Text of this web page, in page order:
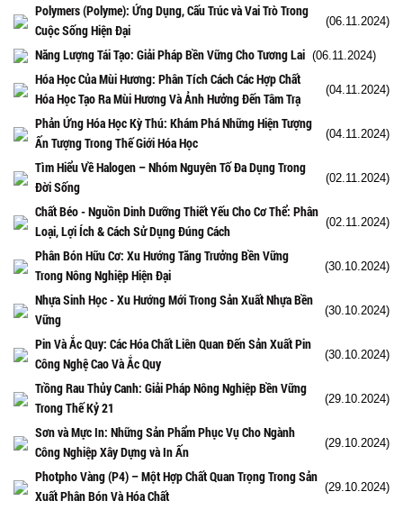
Polymers (Polyme): Ứng Dụng, Cấu Trúc và Vai Trò Trong
Cuộc Sống Hiện Đại
(06.11.2024)
Năng Lượng Tái Tạo: Giải Pháp Bền Vững Cho Tương Lai (06.11.2024)
Hóa Học Của Mùi Hương: Phân Tích Cách Các Hợp Chất
Hóa Học Tạo Ra Mùi Hương Và Ảnh Hưởng Đến Tâm Trạ
(04.11.2024)
Phản Ứng Hóa Học Kỳ Thú: Khám Phá Những Hiện Tượng
Ấn Tượng Trong Thế Giới Hóa Học
(04.11.2024)
Tìm Hiểu Về Halogen – Nhóm Nguyên Tố Đa Dụng Trong
Đời Sống
(02.11.2024)
Chất Béo - Nguồn Dinh Dưỡng Thiết Yếu Cho Cơ Thể: Phân
Loại, Lợi Ích & Cách Sử Dụng Đúng Cách
(02.11.2024)
Phân Bón Hữu Cơ: Xu Hướng Tăng Trưởng Bền Vững
Trong Nông Nghiệp Hiện Đại
(30.10.2024)
Nhựa Sinh Học - Xu Hướng Mới Trong Sản Xuất Nhựa Bền
Vững
(30.10.2024)
Pin Và Ắc Quy: Các Hóa Chất Liên Quan Đến Sản Xuất Pin
Công Nghệ Cao Và Ắc Quy
(30.10.2024)
Trồng Rau Thủy Canh: Giải Pháp Nông Nghiệp Bền Vững
Trong Thế Kỷ 21
(29.10.2024)
Sơn và Mực In: Những Sản Phẩm Phục Vụ Cho Ngành
Công Nghiệp Xây Dựng và In Ấn
(29.10.2024)
Photpho Vàng (P4) – Một Hợp Chất Quan Trọng Trong Sản
Xuất Phân Bón Và Hóa Chất
(29.10.2024)